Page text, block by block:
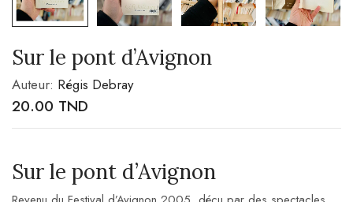
Sur le pont d’Avignon
Auteur: Régis Debray
20.00 TND
Sur le pont d’Avignon